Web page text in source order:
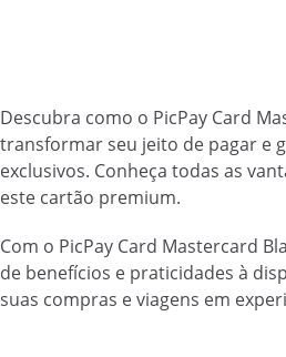
Descubra como o PicPay Card
transformar seu jeito de pagar e
exclusivos. Conheça todas as
este cartão premium.
Com o PicPay Card Mastercard
de benefícios e praticidades à
suas compras e viagens em